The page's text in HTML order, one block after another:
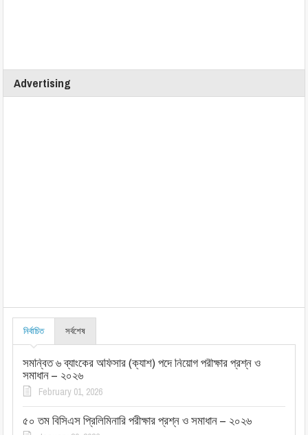
Advertising
নির্বাচিত সর্বশেষ
সমন্বিত ৬ ব্যাংকের অফিসার (ক্যাশ) পদে নিয়োগ পরীক্ষার প্রশ্ন ও
সমাধান – ২০২৬
February 01, 2026
৫০ তম বিসিএস প্রিলিমিনারি পরীক্ষার প্রশ্ন ও সমাধান – ২০২৬